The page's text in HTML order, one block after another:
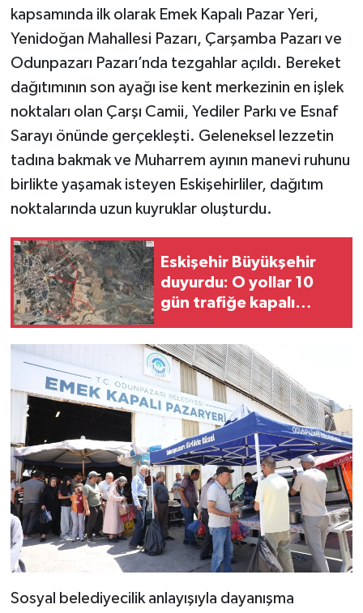
kapsamında ilk olarak Emek Kapalı Pazar Yeri,
Yenidoğan Mahallesi Pazarı, Çarşamba Pazarı ve
Odunpazarı Pazarı’nda tezgahlar açıldı. Bereket
dağıtımının son ayağı ise kent merkezinin en işlek
noktaları olan Çarşı Camii, Yediler Parkı ve Esnaf
Sarayı önünde gerçekleşti. Geleneksel lezzetin
tadına bakmak ve Muharrem ayının manevi ruhunu
birlikte yaşamak isteyen Eskişehirliler, dağıtım
noktalarında uzun kuyruklar oluşturdu.
Eskişehir Büyükşehir
duyurdu: O yollar 10
gün trafiğe kapalı
Sosyal belediyecilik anlayışıyla dayanışma